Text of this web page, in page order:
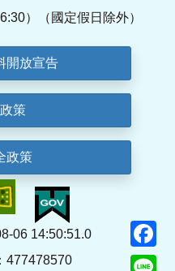
）（國定假日除外）
開放宣告
策
政策
06 14:50:51.0
477478570